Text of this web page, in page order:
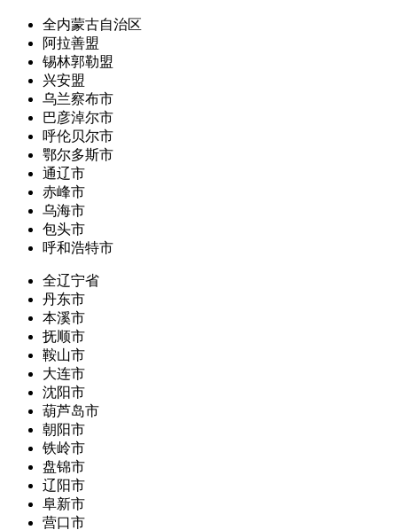
全内蒙古自治区
阿拉善盟
锡林郭勒盟
兴安盟
乌兰察布市
巴彦淖尔市
呼伦贝尔市
鄂尔多斯市
通辽市
赤峰市
乌海市
包头市
呼和浩特市
全辽宁省
丹东市
本溪市
抚顺市
鞍山市
大连市
沈阳市
葫芦岛市
朝阳市
铁岭市
盘锦市
辽阳市
阜新市
营口市